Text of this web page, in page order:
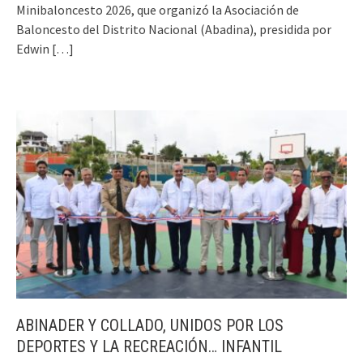
Minibaloncesto 2026, que organizó la Asociación de
Baloncesto del Distrito Nacional (Abadina), presidida por
Edwin […]
ABINADER Y COLLADO, UNIDOS POR LOS
DEPORTES Y LA RECREACIÓN… INFANTIL